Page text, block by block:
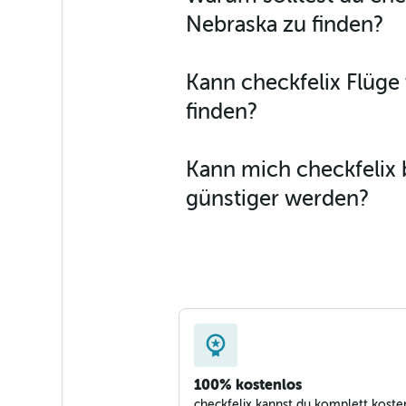
Flüge von Graz nach Los Angeles
Flüge von Salzburg nach San
Nebraska zu finden?
Kann checkfelix
finden?
Kann mich checkfelix
günstiger werden?
100% kostenlos